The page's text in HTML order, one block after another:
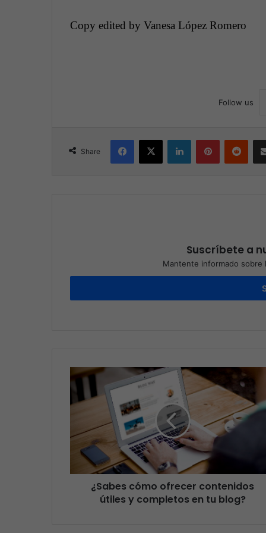
Copy edited by Vanesa López Romero
Follow us
Share
Suscríbete a
Mantente informado sobre
¿Sabes cómo ofrecer contenidos
útiles y completos en tu blog?